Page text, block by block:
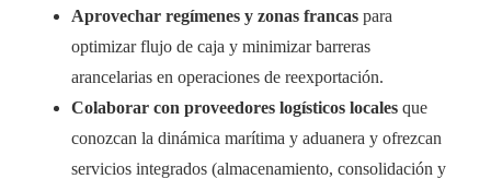
Aprovechar regímenes y zonas francas para
optimizar flujo de caja y minimizar barreras
arancelarias en operaciones de reexportación.
Colaborar con proveedores logísticos locales que
conozcan la dinámica marítima y aduanera y ofrezcan
servicios integrados (almacenamiento, consolidación y